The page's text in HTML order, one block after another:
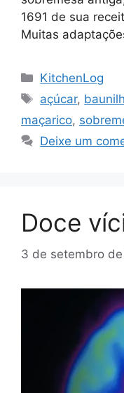
1691 de sua
Muitas
Categorias
KitchenLog
Tags
açúcar,
maçarico,
Deixe um
Doce
3 de setembro